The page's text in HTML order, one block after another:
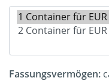
Fassungsvermögen: